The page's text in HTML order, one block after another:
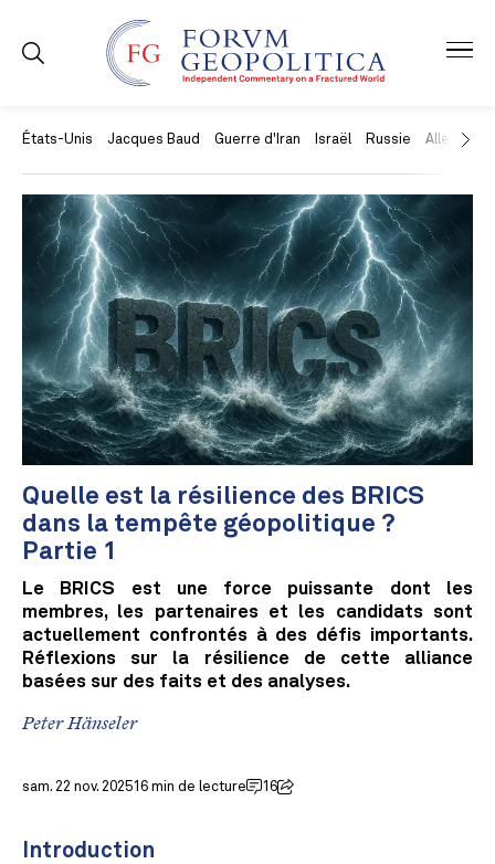
États-Unis Jacques Baud Guerre d'Iran Israël Russie Allemagne
Quelle est la résilience des BRICS
dans la tempête géopolitique ?
Partie 1
Le BRICS est une force puissante dont les
membres, les partenaires et les candidats sont
actuellement confrontés à des défis importants.
Réflexions sur la résilience de cette alliance
basées sur des faits et des analyses.
Peter Hänseler
sam. 22 nov. 202516 min de lecture 16
Introduction